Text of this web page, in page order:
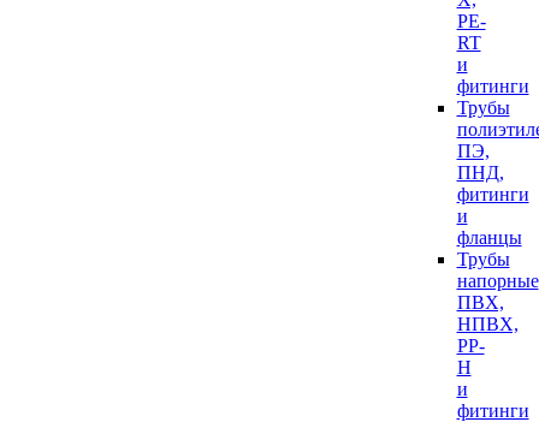
PE-
RT
и
фитинги
Трубы
ПЭ,
ПНД,
фитинги
и
фланцы
Трубы
напорные
ПВХ,
НПВХ,
PP-
H
и
фитинги